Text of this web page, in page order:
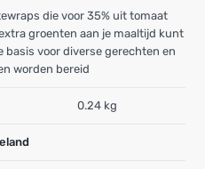
die voor 35% uit tomaat
groenten aan je maaltijd kunt
basis voor diverse gerechten en
worden bereid
0.24 kg